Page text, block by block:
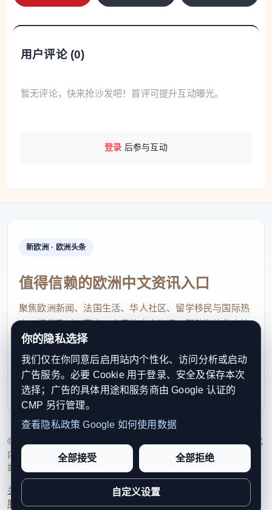
跑粮、漏粮损耗，提升小麦收获质量与产量。
化作业，损耗严格控制在2%以内，而且作业速度快，
曾经的麦收时节，农村的大小空地都会晒满麦子。而
现在，小麦收割后经过过筛净粮、去除杂质等精细化
处理后，被统一送入烘干设备，水分可稳定降至14%
以下，达到安全仓储标准。在山东德州等地，为中小
农户量身打造的智能烘干设备可享受国家农机购置补
贴，降低了农机作业和设备投入成本。
精量播种技术：减少种子成本 方便田管提升产量
曾经，农户为了丰收，大多数会增加麦种撒播量，这
种传统的撒种方式会导致苗情生长进度不一。而现
在，越来越多的农户推广应用了精量播种技术，土地
用户评论 (0)
暂无评论，快来抢沙发吧！首评可提升互动曝光。
登录 后参与互动
新欧洲 · 欧洲头条
值得信赖的欧洲中文资讯入口
聚焦欧洲新闻、法国生活、华人社区、留学移民与国际热
点，提供及时、真实、实用的中文资讯，帮助海外华人快
速了解欧洲动态。
contact@xinouzhou.com
服务支持、版权与合作：工作日优先处理站务、投稿与权
利通知
© 2026 新欧洲·欧洲头条. All Rights Reserved. 本网站持续优化
内容透明度、联系方式与用户权利说明，以提升品牌信任感和
站点完整度。
关于我们 编辑规范日期归档隐私政策
服务条款联系我们
你的隐私选择
我们仅在你同意后启用站内个性化、访问分析或启动
广告服务。必要 Cookie 用于登录、安全及保存本次
选择；广告的具体用途和服务商由 Google 认证的
CMP 另行管理。
查看隐私政策 Google 如何使用数据
全部接受 全部拒绝
自定义设置